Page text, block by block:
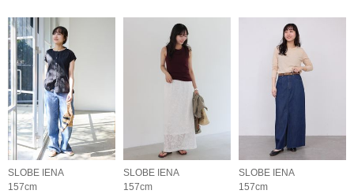
SLOBE IENA
157cm
SLOBE IENA
157cm
SLOBE IENA
157cm